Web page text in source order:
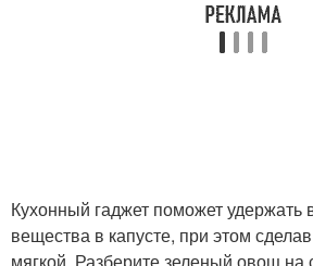
Кухонный гаджет поможет удержать
вещества в капусте, при этом